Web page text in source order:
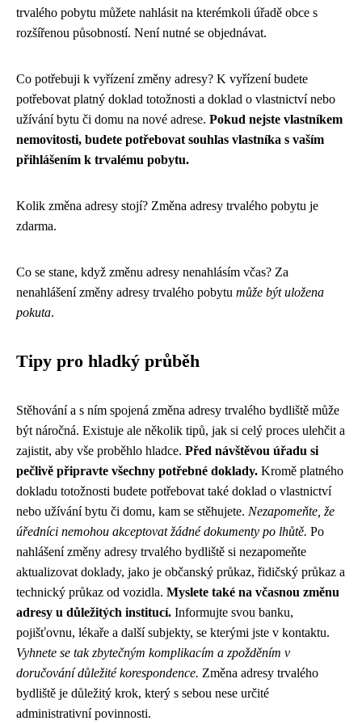
trvalého pobytu můžete nahlásit na kterémkoli úřadě obce s
rozšířenou působností. Není nutné se objednávat.
Co potřebuji k vyřízení změny adresy? K vyřízení budete
potřebovat platný doklad totožnosti a doklad o vlastnictví nebo
užívání bytu či domu na nové adrese. Pokud nejste vlastníkem
nemovitosti, budete potřebovat souhlas vlastníka s vaším
přihlášením k trvalému pobytu.
Kolik změna adresy stojí? Změna adresy trvalého pobytu je
zdarma.
Co se stane, když změnu adresy nenahlásím včas? Za
nenahlášení změny adresy trvalého pobytu může být uložena
pokuta.
Tipy pro hladký průběh
Stěhování a s ním spojená změna adresy trvalého bydliště může
být náročná. Existuje ale několik tipů, jak si celý proces ulehčit a
zajistit, aby vše proběhlo hladce. Před návštěvou úřadu si
pečlivě připravte všechny potřebné doklady. Kromě platného
dokladu totožnosti budete potřebovat také doklad o vlastnictví
nebo užívání bytu či domu, kam se stěhujete. Nezapomeňte, že
úředníci nemohou akceptovat žádné dokumenty po lhůtě. Po
nahlášení změny adresy trvalého bydliště si nezapomeňte
aktualizovat doklady, jako je občanský průkaz, řidičský průkaz a
technický průkaz od vozidla. Myslete také na včasnou změnu
adresy u důležitých institucí. Informujte svou banku,
pojišťovnu, lékaře a další subjekty, se kterými jste v kontaktu.
Vyhnete se tak zbytečným komplikacím a zpožděním v
doručování důležité korespondence. Změna adresy trvalého
bydliště je důležitý krok, který s sebou nese určité
administrativní povinnosti.